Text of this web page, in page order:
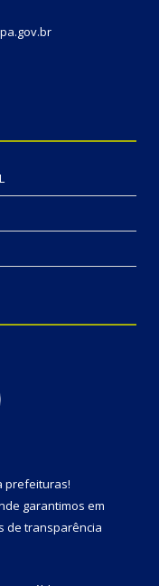
prefeituras!
garantimos em
de transparência